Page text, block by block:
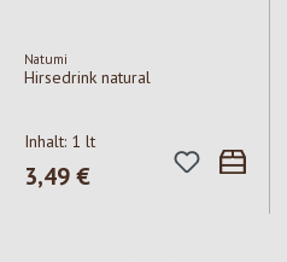
Natumi
Hirsedrink natural
Inhalt: 1 lt
Regulärer Preis:
3,49 €